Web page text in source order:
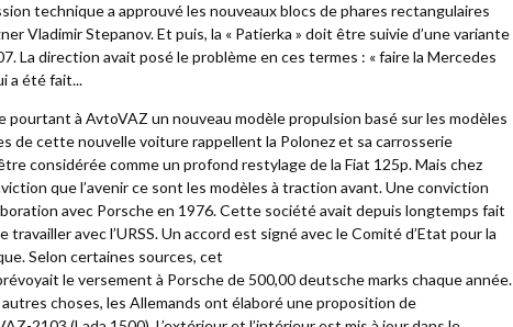
technique a approuvé les nouveaux blocs de phares rectangulaires
Vladimir Stepanov. Et puis, la « Patierka » doit être suivie d’une variante
La direction avait posé le problème en ces termes : « faire la Mercedes
a été fait...
pourtant à AvtoVAZ un nouveau modèle propulsion basé sur les modèles
de cette nouvelle voiture rappellent la Polonez et sa carrosserie
considérée comme un profond restylage de la Fiat 125p. Mais chez
que l’avenir ce sont les modèles à traction avant. Une conviction
avec Porsche en 1976. Cette société avait depuis longtemps fait
avec l’URSS. Un accord est signé avec le Comité d’Etat pour la
Selon certaines sources, cet
le versement à Porsche de 500,00 deutsche marks chaque année.
choses, les Allemands ont élaboré une proposition de